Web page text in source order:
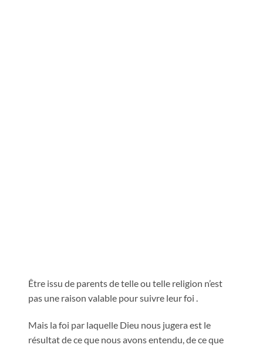
Être issu de parents de telle ou telle religion n’est
pas une raison valable pour suivre leur foi .
Mais la foi par laquelle Dieu nous jugera est le
résultat de ce que nous avons entendu, de ce que